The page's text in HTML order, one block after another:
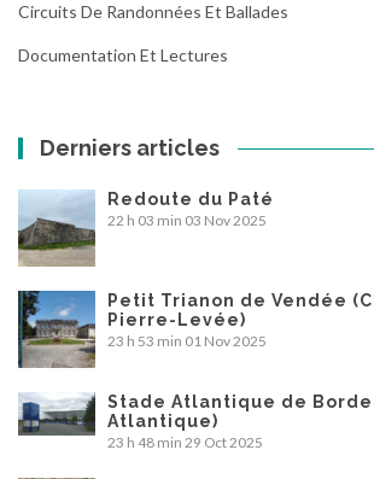
Circuits De Randonnées Et Ballades
Documentation Et Lectures
Derniers articles
Redoute du Paté
22 h 03 min 03 Nov 2025
Petit Trianon de Vendée
Pierre-Levée)
23 h 53 min 01 Nov 2025
Stade Atlantique de
Atlantique)
23 h 48 min 29 Oct 2025